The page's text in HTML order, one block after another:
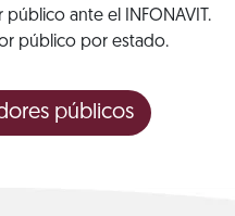
ante el INFONAVIT.
público por estado.
públicos